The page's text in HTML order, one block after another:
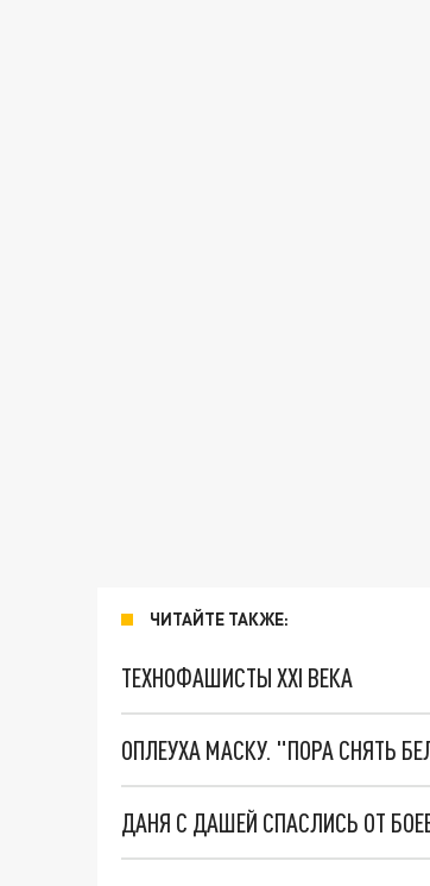
ЧИТАЙТЕ ТАКЖЕ:
ТЕХНОФАШИСТЫ XXI ВЕКА
ОПЛЕУХА МАСКУ. "ПОРА СНЯТЬ
ДАНЯ С ДАШЕЙ СПАСЛИСЬ ОТ